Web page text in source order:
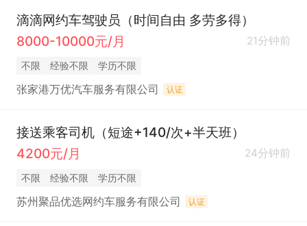
滴滴网约车驾驶员（时间自由 多劳多得）
8000-10000元/月
21分钟前
不限 经验不限 学历不限
张家港万优汽车服务有限公司 认证
接送乘客司机（短途+140/次+半天班）
4200元/月
24分钟前
不限 经验不限 学历不限
苏州聚品优选网约车服务有限公司 认证